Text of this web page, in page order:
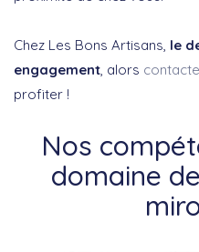
Chez Les Bons Artisans, le
engagement, alors
profiter !
Nos
domaine